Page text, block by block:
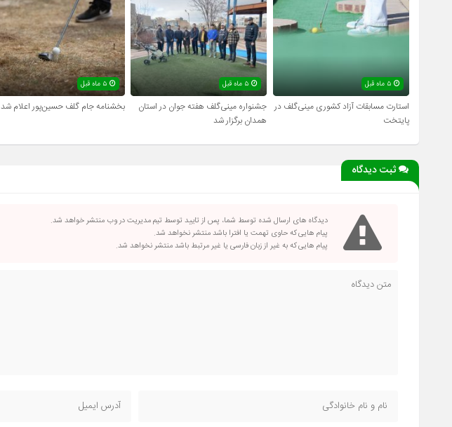
استارت مسابقات آزاد کشوری مینی‌گلف در
پایتخت
۵ ماه قبل
جشنواره مینی‌گلف هفته جوان در استان
همدان برگزار شد
بخشنامه جام گلف حسین‌پور اعلام شد
ثبت دیدگاه
دیدگاه های ارسال شده توسط شما، پس از تایید توسط تیم مدیریت در وب منتشر خواهد شد.
پیام هایی که حاوی تهمت یا افترا باشد منتشر نخواهد شد.
پیام هایی که به غیر از زبان فارسی یا غیر مرتبط باشد منتشر نخواهد شد.